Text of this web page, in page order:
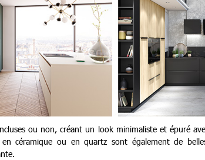
ou non, créant un look minimaliste et épuré
céramique ou en quartz sont également de